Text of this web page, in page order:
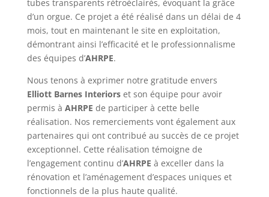
tubes transparents rétroéclairés, évoquant la grâce
d’un orgue. Ce projet a été réalisé dans un délai de 4
mois, tout en maintenant le site en exploitation,
démontrant ainsi l’efficacité et le professionnalisme
des équipes d’AHRPE.
Nous tenons à exprimer notre gratitude envers
Elliott Barnes Interiorset son équipe pour avoir
permis à AHRPE de participer à cette belle
réalisation. Nos remerciements vont également aux
partenaires qui ont contribué au succès de ce projet
exceptionnel. Cette réalisation témoigne de
l’engagement continu d’AHRPE à exceller dans la
rénovation et l’aménagement d’espaces uniques et
fonctionnels de la plus haute qualité.